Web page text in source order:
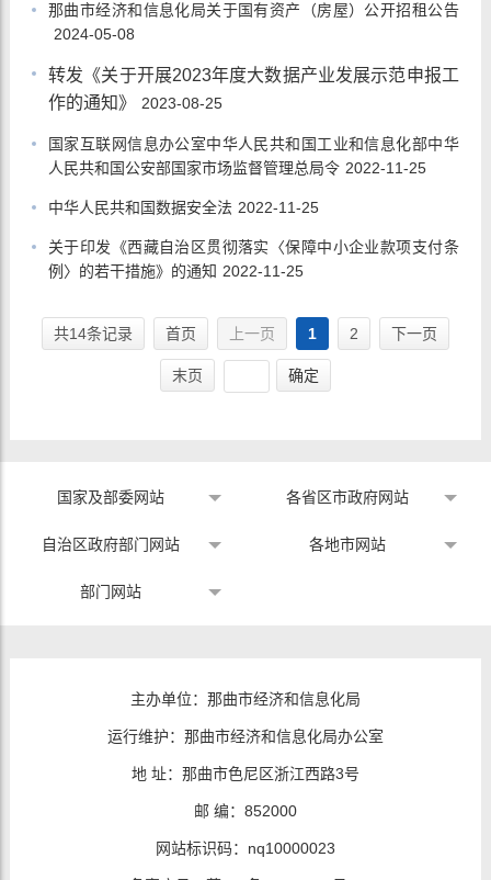
那曲市经济和信息化局关于国有资产（房屋）公开招租公告
2024-05-08
转发《关于开展2023年度大数据产业发展示范申报工
作的通知》
2023-08-25
国家互联网信息办公室中华人民共和国工业和信息化部中华
人民共和国公安部国家市场监督管理总局令 2022-11-25
中华人民共和国数据安全法 2022-11-25
关于印发《西藏自治区贯彻落实〈保障中小企业款项支付条
例〉的若干措施》的通知 2022-11-25
共14条记录 首页 上一页 1 2 下一页
末页 确定
国家及部委网站 各省区市政府网站
自治区政府部门网站 各地市网站
部门网站
主办单位：那曲市经济和信息化局
运行维护：那曲市经济和信息化局办公室
地 址：那曲市色尼区浙江西路3号
邮 编：852000
网站标识码：nq10000023